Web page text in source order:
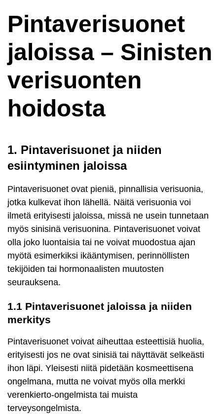
Pintaverisuonet
jaloissa – Sinisten
verisuonten
hoidosta
1. Pintaverisuonet ja niiden
esiintyminen jaloissa
Pintaverisuonet ovat pieniä, pinnallisia verisuonia,
jotka kulkevat ihon lähellä. Näitä verisuonia voi
ilmetä erityisesti jaloissa, missä ne usein tunnetaan
myös sinisinä verisuonina. Pintaverisuonet voivat
olla joko luontaisia tai ne voivat muodostua ajan
myötä esimerkiksi ikääntymisen, perinnöllisten
tekijöiden tai hormonaalisten muutosten
seurauksena.
1.1 Pintaverisuonet jaloissa ja niiden
merkitys
Pintaverisuonet voivat aiheuttaa esteettisiä huolia,
erityisesti jos ne ovat sinisiä tai näyttävät selkeästi
ihon läpi. Yleisesti niitä pidetään kosmeettisena
ongelmana, mutta ne voivat myös olla merkki
verenkierto-ongelmista tai muista
terveysongelmista.